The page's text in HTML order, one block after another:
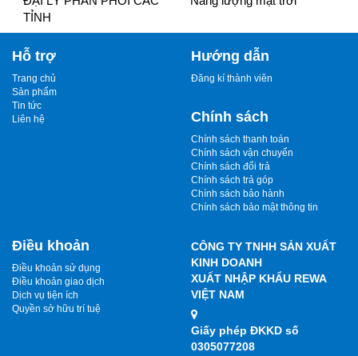
TỈNH
Hỗ trợ
Trang chủ
Sản phẩm
Tin tức
Liên hệ
Hướng dẫn
Đăng kí thành viên
Chính sách
Chính sách thanh toán
Chính sách vận chuyển
Chính sách đổi trả
Chính sách trả góp
Chính sách bảo hành
Chính sách bảo mật thông tin
Điều khoản
Điều khoản sử dụng
Điều khoản giao dịch
Dịch vụ tiện ích
Quyền sở hữu trí tuệ
CÔNG TY TNHH SẢN XUẤT
KINH DOANH
XUẤT NHẬP KHẨU REWA
VIỆT NAM
Giấy phép ĐKKD số
0305077208